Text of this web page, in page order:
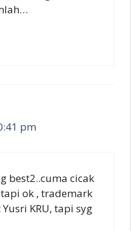
pm
best2..cuma cicak
ok , trademark
KRU, tapi syg